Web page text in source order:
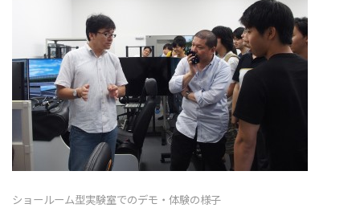
ショールーム型実験室でのデモ・体験の様子